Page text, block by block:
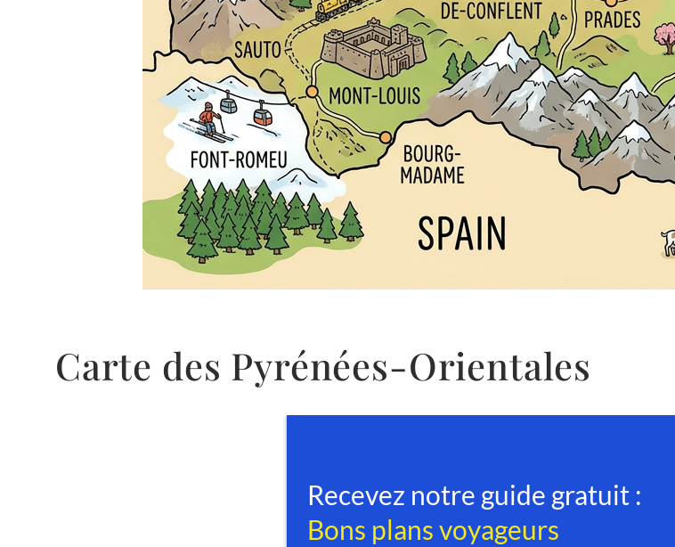
Carte des Pyrénées-Orientales